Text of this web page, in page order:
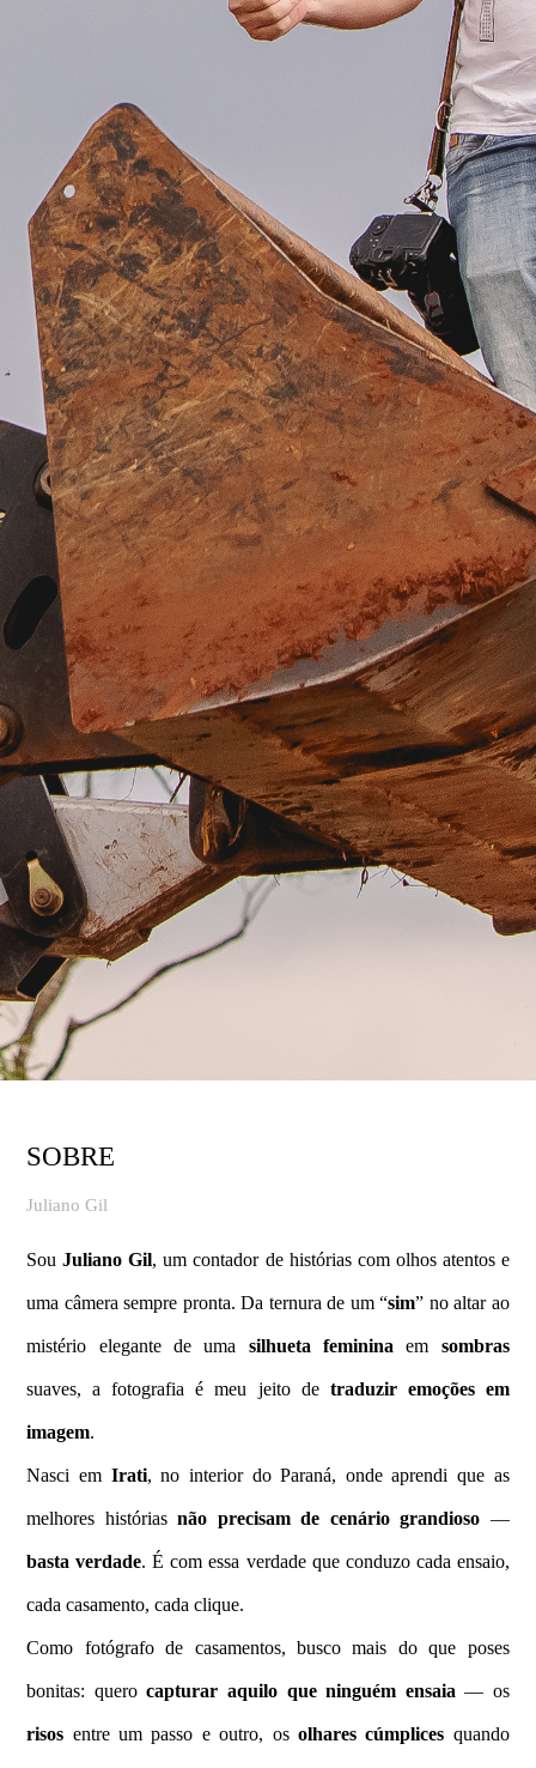
SOBRE
Juliano Gil
SouJuliano Gil, um contador de histórias com olhos atentos e
uma câmera sempre pronta. Da ternura de um “sim” no altar ao
mistério elegante de uma silhueta feminina em sombras
suaves, a fotografia é meu jeito de traduzir emoções em
imagem.
Nasci em Irati, no interior do Paraná, onde aprendi que as
melhores históriasnão precisam de cenário grandioso —
basta verdade. É com essa verdade que conduzo cada ensaio,
cada casamento, cada clique.
Como fotógrafo de casamentos, busco mais do que poses
bonitas: querocapturar aquilo que ninguém ensaia— os
risos entre um passo e outro, os olharescúmplices quando